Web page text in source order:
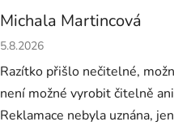
Michala Martincová
Hodnocení obchodu je 1 z 5
5.8.2026
Razítko přišlo nečitelné,
není možné vyrobit čitelně
Reklamace nebyla uznána,